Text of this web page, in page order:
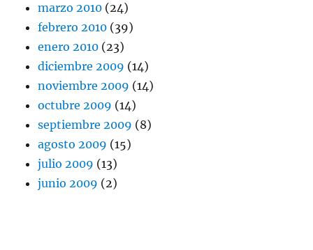
marzo 2010 (24)
febrero 2010 (39)
enero 2010 (23)
diciembre 2009 (14)
noviembre 2009 (14)
octubre 2009 (14)
septiembre 2009 (8)
agosto 2009 (15)
julio 2009 (13)
junio 2009 (2)